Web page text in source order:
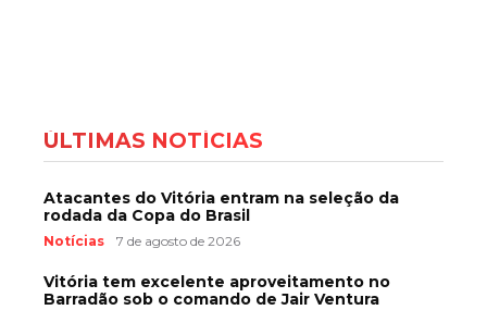
ÚLTIMAS NOTÍCIAS
Atacantes do Vitória entram na seleção da
rodada da Copa do Brasil
Notícias 7 de agosto de 2026
Vitória tem excelente aproveitamento no
Barradão sob o comando de Jair Ventura